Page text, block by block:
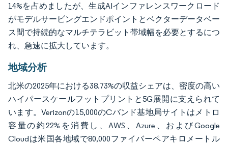
14%を占めましたが、生成AIインファレンスワークロード
がモデルサービングエンドポイントとベクターデータベー
ス間で持続的なマルチテラビット帯域幅を必要とするにつ
れ、急速に拡大しています。
地域分析
北米の2025年における38.73%の収益シェアは、密度の高い
ハイパースケールフットプリントと5G展開に支えられて
います。Verizonの15,000のCバンド基地局サイトはメトロ
容量の約22%を消費し、AWS、Azure、およびGoogle
Cloudは米国各地域で80,000ファイバーペアキロメートル